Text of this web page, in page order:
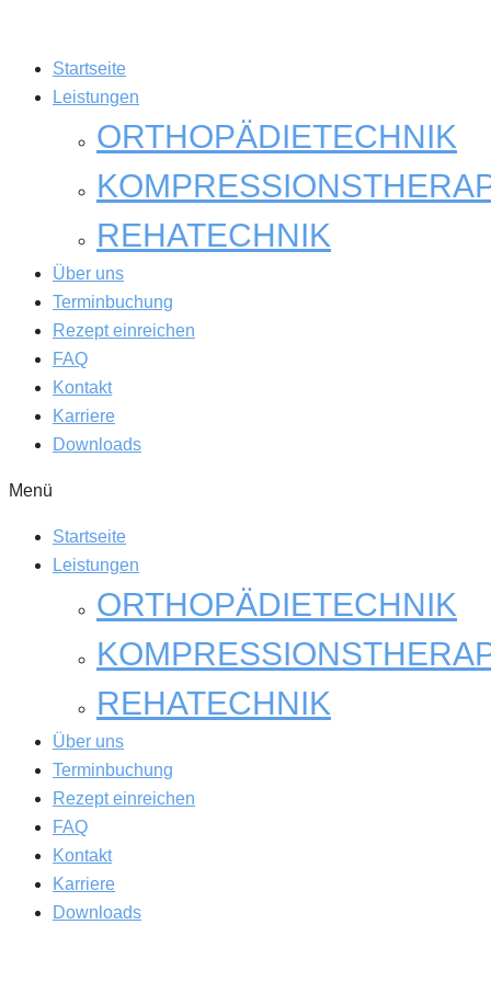
Startseite
Leistungen
ORTHOPÄDIETECHNIK
REHATECHNIK
Über uns
Terminbuchung
Rezept einreichen
FAQ
Kontakt
Karriere
Downloads
Menü
Startseite
Leistungen
ORTHOPÄDIETECHNIK
REHATECHNIK
Über uns
Terminbuchung
Rezept einreichen
FAQ
Kontakt
Karriere
Downloads